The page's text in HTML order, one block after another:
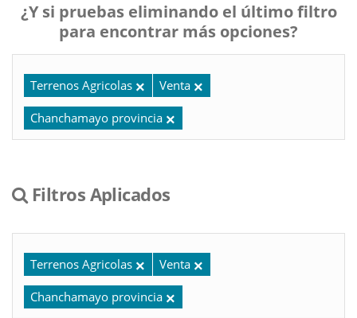
¿Y si pruebas eliminando el último filtro
para encontrar más opciones?
Terrenos Agricolas Venta
Chanchamayo provincia
Filtros Aplicados
Terrenos Agricolas Venta
Chanchamayo provincia